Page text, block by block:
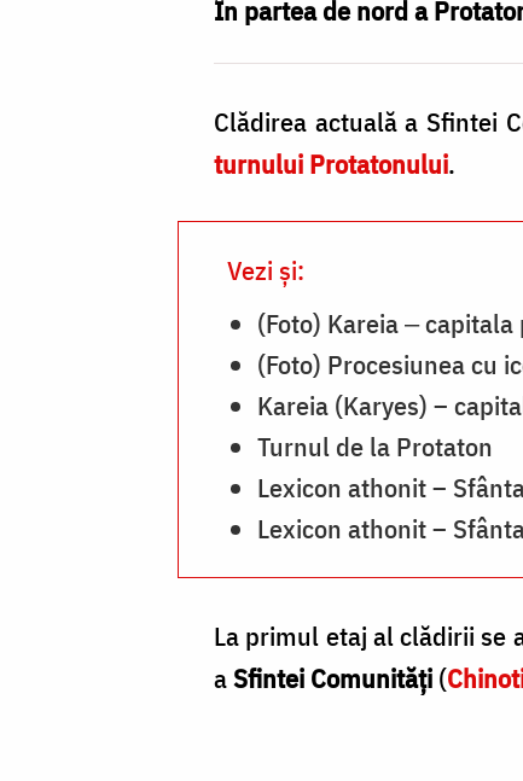
În partea de nord a
Clădirea actuală a Sfintei
turnului Protatonului.
Vezi și:
(Foto) Kareia ‒
(Foto) Procesiunea cu
Kareia (Karyes) –
Turnul de la Protaton
Lexicon athonit –
Lexicon athonit –
La primul etaj al clădirii se
aSfintei Comunităţi (